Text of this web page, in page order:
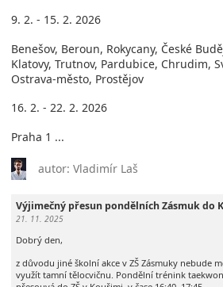
9. 2. - 15. 2. 2026
Benešov, Beroun, Rokycany, České
Klatovy, Trutnov, Pardubice, Chrudim,
Ostrava-město, Prostějov
16. 2. - 22. 2. 2026
Praha 1 ...
autor: Vladimír Laš
Výjimečný přesun pondělních Zásmuk do
21. 11. 2025
Dobrý den,
z důvodu jiné školní akce v ZŠ Zásmuky nebude
využít tamní tělocvičnu. Pondělní trénink